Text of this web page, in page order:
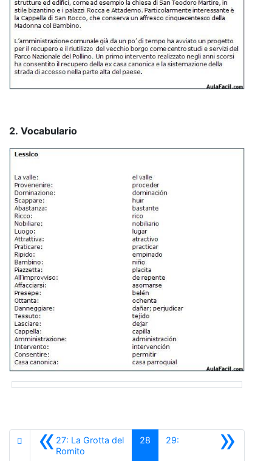
2. Vocabulario
«27: La Grotta del
Romito
28 »
29: